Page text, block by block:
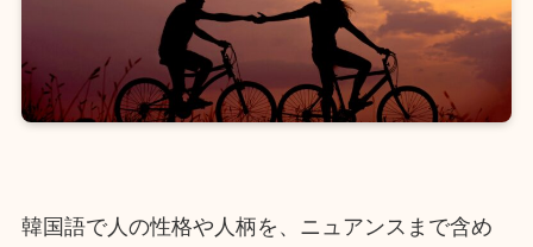
韓国語で人の性格や人柄を、ニュアンスまで含め